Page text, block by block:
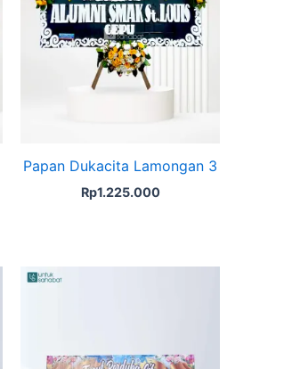
Papan Dukacita Lamongan 3
Rp1.225.000